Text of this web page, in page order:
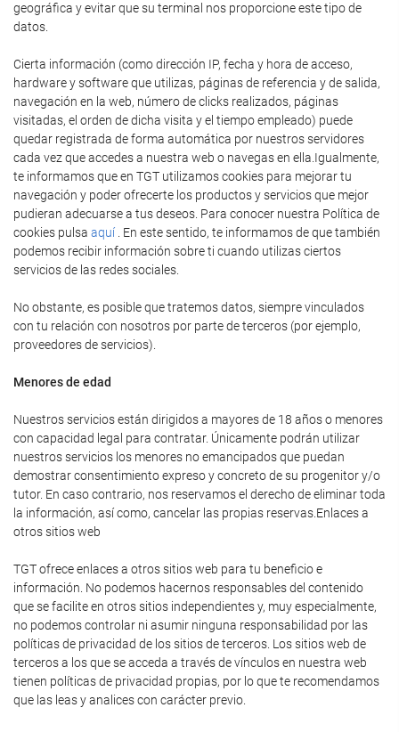
geográfica y evitar que su terminal nos proporcione este tipo de
datos.
Cierta información (como dirección IP, fecha y hora de acceso,
hardware y software que utilizas, páginas de referencia y de salida,
navegación en la web, número de clicks realizados, páginas
visitadas, el orden de dicha visita y el tiempo empleado) puede
quedar registrada de forma automática por nuestros servidores
cada vez que accedes a nuestra web o navegas en ella.Igualmente,
te informamos que en TGT utilizamos cookies para mejorar tu
navegación y poder ofrecerte los productos y servicios que mejor
pudieran adecuarse a tus deseos. Para conocer nuestra Política de
cookies pulsa aquí . En este sentido, te informamos de que también
podemos recibir información sobre ti cuando utilizas ciertos
servicios de las redes sociales.
No obstante, es posible que tratemos datos, siempre vinculados
con tu relación con nosotros por parte de terceros (por ejemplo,
proveedores de servicios).
Menores de edad
Nuestros servicios están dirigidos a mayores de 18 años o menores
con capacidad legal para contratar. Únicamente podrán utilizar
nuestros servicios los menores no emancipados que puedan
demostrar consentimiento expreso y concreto de su progenitor y/o
tutor. En caso contrario, nos reservamos el derecho de eliminar toda
la información, así como, cancelar las propias reservas.Enlaces a
otros sitios web
TGT ofrece enlaces a otros sitios web para tu beneficio e
información. No podemos hacernos responsables del contenido
que se facilite en otros sitios independientes y, muy especialmente,
no podemos controlar ni asumir ninguna responsabilidad por las
políticas de privacidad de los sitios de terceros. Los sitios web de
terceros a los que se acceda a través de vínculos en nuestra web
tienen políticas de privacidad propias, por lo que te recomendamos
que las leas y analices con carácter previo.